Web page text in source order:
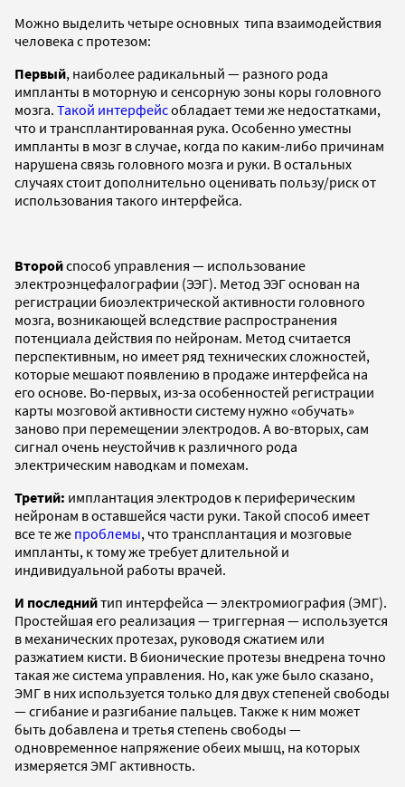
Можно выделить четыре основных типа взаимодействия
человека с протезом:
Первый, наиболее радикальный — разного рода
импланты в моторную и сенсорную зоны коры головного
мозга. Такой интерфейсобладает теми же недостатками,
что и трансплантированная рука. Особенно уместны
импланты в мозг в случае, когда по каким-либо причинам
нарушена связь головного мозга и руки. В остальных
случаях стоит дополнительно оценивать пользу/риск от
использования такого интерфейса.
Второйспособ управления — использование
электроэнцефалографии (ЭЭГ). Метод ЭЭГ основан на
регистрации биоэлектрической активности головного
мозга, возникающей вследствие распространения
потенциала действия по нейронам. Метод считается
перспективным, но имеет ряд технических сложностей,
которые мешают появлению в продаже интерфейса на
его основе. Во-первых, из-за особенностей регистрации
карты мозговой активности систему нужно «обучать»
заново при перемещении электродов. А во-вторых, сам
сигнал очень неустойчив к различного рода
электрическим наводкам и помехам.
Третий: имплантация электродов к периферическим
нейронам в оставшейся части руки. Такой способ имеет
все те же проблемы, что трансплантация и мозговые
импланты, к тому же требует длительной и
индивидуальной работы врачей.
И последнийтип интерфейса — электромиография (ЭМГ).
Простейшая его реализация — триггерная — используется
в механических протезах, руководя сжатием или
разжатием кисти. В бионические протезы внедрена точно
такая же система управления. Но, как уже было сказано,
ЭМГ в них используется только для двух степеней свободы
— сгибание и разгибание пальцев. Также к ним может
быть добавлена и третья степень свободы —
одновременное напряжение обеих мышц, на которых
измеряется ЭМГ активность.